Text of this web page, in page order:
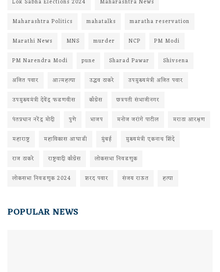
Lok Sabha Elections 2024
Maharashtra News
Maharashtra Politics
mahatalks
maratha reservation
Marathi News
MNS murder NCP
PM Modi
PM Narendra Modi
pune Sharad Pawar
Shivsena
अजित पवार
आत्महत्या उद्धव ठाकरे
उपमुख्यमंत्री अजित पवार
उपमुख्यमंत्री देवेंद्र फडणवीस
काँग्रेस
छत्रपती संभाजीनगर
पंतप्रधान नरेंद्र मोदी
पुणे भाजप मनोज जरांगे पाटील
मराठा आरक्षण
महाराष्ट्र
महाविकास आघाडी मुंबई
मुख्यमंत्री एकनाथ शिंदे
राज ठाकरे
राष्ट्रवादी काँग्रेस
लोकसभा निवडणुक
लोकसभा निवडणुक 2024
शरद पवार संजय राऊत हत्या
POPULAR NEWS